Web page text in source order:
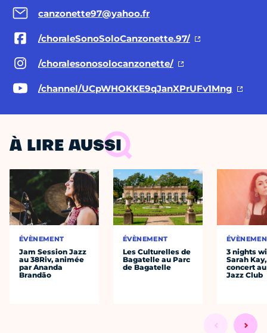
canzonette97@yahoo.fr
/choraleSonoSoloCanzonette.97/
/choralesonosolocanzonette/
/channel/UCpWHOKKE9qJanXPrUFv1Mng
À LIRE AUSSI
ÉVÈNEMENT
Jam Session Jazz
au 38Riv, animée
par Ananda
Brandão
ÉVÈNEMENT
Les Culturelles de
Bagatelle au Parc
de Bagatelle
3 nights
Sarah
concert
Jazz Club